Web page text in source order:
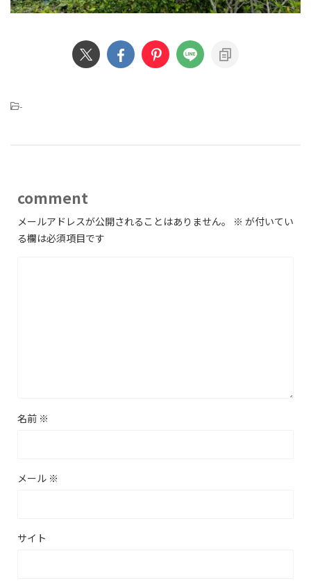
-
comment
メールアドレスが公開されることはありません。 ※ が付いてい
る欄は必須項目です
名前 ※
メール ※
サイト